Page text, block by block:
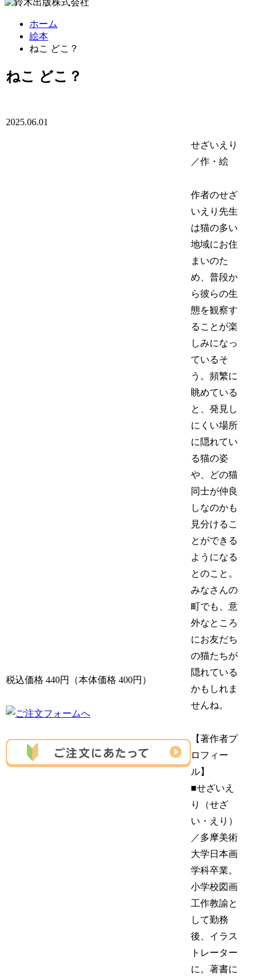
ホーム
絵本
ねこ どこ？
ねこ どこ？
2025.06.01
税込価格 440円（本体価格 400円）
せざいえり
／作・絵
作者のせざ
いえり先生
は猫の多い
地域にお住
まいのた
め、普段か
ら彼らの生
態を観察す
ることが楽
しみになっ
ているそ
う。頻繁に
眺めている
と、発見し
にくい場所
に隠れてい
る猫の姿
や、どの猫
同士が仲良
しなのかも
見分けるこ
とができる
ようになる
とのこと。
みなさんの
町でも、意
外なところ
にお友だち
の猫たちが
隠れている
かもしれま
せんね。
【著作者プ
ロフィー
ル】
■せざいえ
り（せざ
い・えり）
／多摩美術
大学日本画
学科卒業。
小学校図画
工作教諭と
して勤務
後、イラス
トレーター
に。著書に